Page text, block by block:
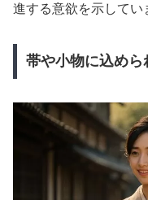
進する意欲を示してい
帯や小物に込めら